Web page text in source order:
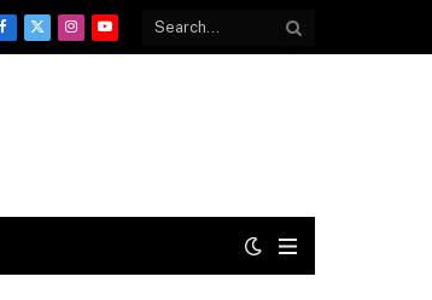
Facebook
X
InstagramYouTube